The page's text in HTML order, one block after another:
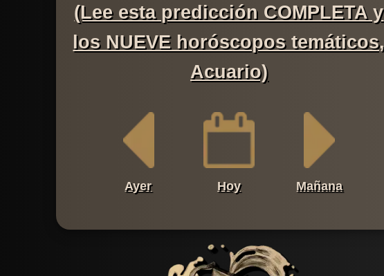
(Lee esta predicción COMPLETA y
los NUEVE horóscopos
Acuario)
Ayer Hoy Mañana